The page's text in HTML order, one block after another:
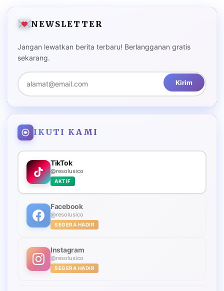
NEWSLETTER
Jangan lewatkan berita terbaru! Berlangganan gratis
sekarang.
Kirim
IKUTI KAMI
TikTok
@resolusico
AKTIF
Facebook
@resolusico
SEGERA HADIR
Instagram
@resolusico
SEGERA HADIR